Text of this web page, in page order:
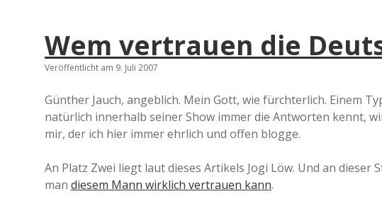
Wem vertrauen die
Veröffentlicht am 9. Juli 2007
Günther Jauch, angeblich. Mein Gott, wie fürchterlich. Einem
natürlich innerhalb seiner Show immer die Antworten kennt,
mir, der ich hier immer ehrlich und offen blogge.
An Platz Zwei liegt laut dieses Artikels Jogi Löw. Und an
man diesem Mann wirklich vertrauen kann.